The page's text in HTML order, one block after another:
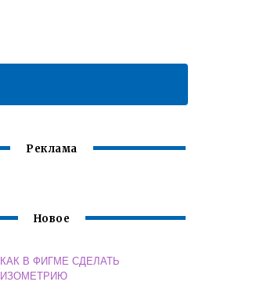
Реклама
Новое
КАК В ФИГМЕ СДЕЛАТЬ
ИЗОМЕТРИЮ